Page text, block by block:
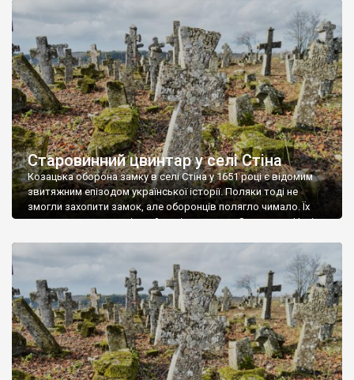
Старовинний цвинтар у селі Стіна
Козацька оборона замку в селі Стіна у 1651 році є відомим
звитяжним епізодом української історії. Поляки тоді не
змогли захопити замок, але оборонців полягло чимало. Їх
поховали на цвинтарі, який тоді називався Замковим. Нині на
ньому чимало хрестів 19 століття, є такі, де епітафії стер […]